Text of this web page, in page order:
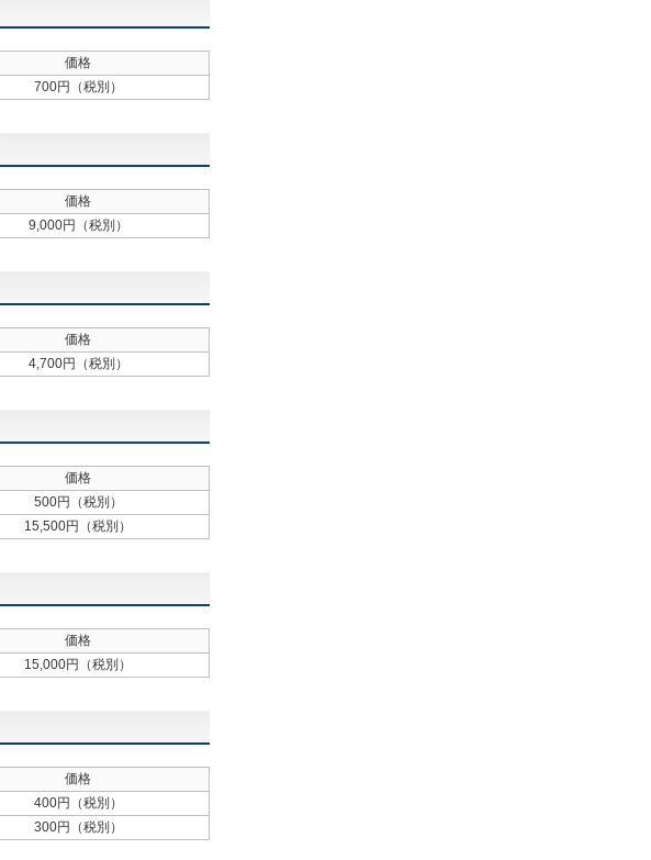
価格
700円（税別）
価格
9,000円（税別）
価格
4,700円（税別）
価格
500円（税別）
15,500円（税別）
価格
15,000円（税別）
価格
400円（税別）
300円（税別）